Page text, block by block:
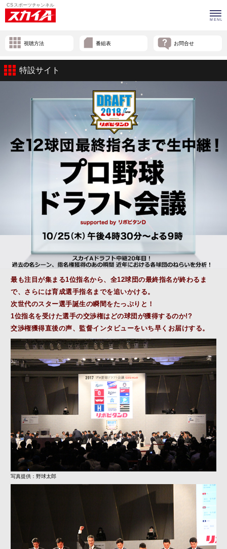
視聴方法 番組表 お問合せ
特設サイト
最も注目が集まる1位指名から、全12球団の最終指名が終わるま
で、さらには育成選手指名までを追いかける。
次世代のスター選手誕生の瞬間をたっぷりと！
1位指名を受けた選手の交渉権はどの球団が獲得するのか!?
交渉権獲得直後の声、監督インタビューをいち早くお届けする。
写真提供：野球太郎